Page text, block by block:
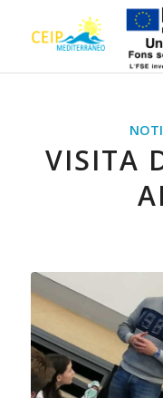
VISITA